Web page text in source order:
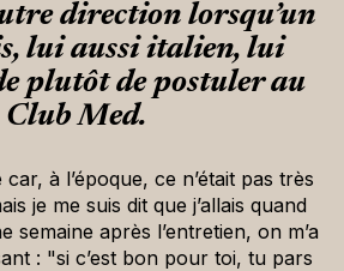
direction lorsqu’un
lui aussi italien, lui
plutôt de postuler au
Club Med.
car, à l’époque, ce n’était pas très
je me suis dit que j’allais quand
semaine après l’entretien, on m’a
: "si c’est bon pour toi, tu pars